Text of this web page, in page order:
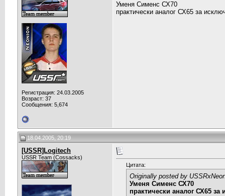
Регистрация: 24.03.2005
Возраст: 37
Сообщения: 5,674
Уменя Сименс СХ70
практически аналог СХ65 за
18.04.2005, 20:19
[USSR]Logitech
USSR Team (Cossacks)
Цитата:
Originally posted by
Уменя Сименс СХ70
практически аналог СХ65